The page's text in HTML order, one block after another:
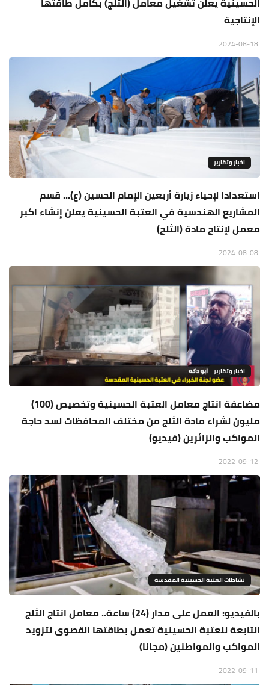
الإنتاجية
اخبار وتقارير
استعدادا لإحياء زيارة أربعين الإمام الحسين (ع)... قسم
المشاريع الهندسية في العتبة الحسينية يعلن إنشاء اكبر
معمل لإنتاج مادة (الثلج)
اخبار وتقارير
مضاعفة انتاج معامل العتبة الحسينية وتخصيص (100)
مليون لشراء مادة الثلج من مختلف المحافظات لسد حاجة
المواكب والزائرين (فيديو)
نشاطات العتبة الحسينية المقدسة
بالفيديو: العمل على مدار (24) ساعة.. معامل انتاج الثلج
التابعة للعتبة الحسينية تعمل بطاقتها القصوى لتزويد
المواكب والمواطنين (مجانا)